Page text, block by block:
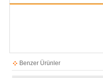
Benzer Ürünler